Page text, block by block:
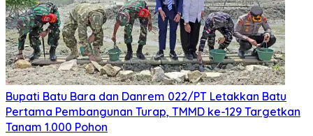
Bupati Batu Bara dan Danrem 022/PT Letakkan Batu
Pertama Pembangunan Turap, TMMD ke-129 Targetkan
Tanam 1.000 Pohon